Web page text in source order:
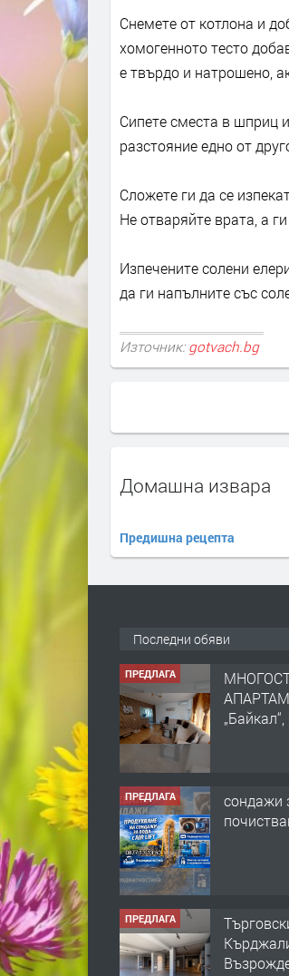
Снемете от котлона и
хомогенното тесто
е твърдо и натрошено,
Сипете сместа в шприц
разстояние едно от
Сложете ги да се
Не отваряйте врата, а
Изпечените солени
да ги напълните със
Източник: gotvach.bg
Домашна извара
Предишна рецепта
Последни обяви
ПРЕДЛАГА
ПРЕДЛАГА
сондажи
ПРЕДЛАГА